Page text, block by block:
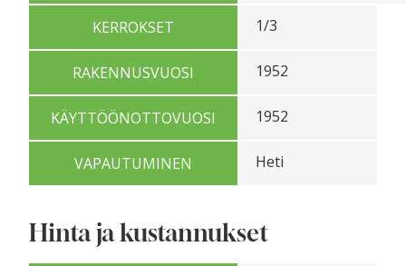
KERROKSET
1/3
RAKENNUSVUOSI 1952
KÄYTTÖÖNOTTOVUOSI 1952
VAPAUTUMINEN Heti
Hinta ja kustannukset